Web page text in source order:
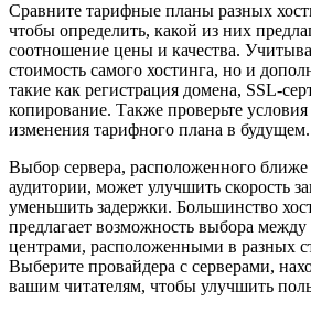
Сравните тарифные планы разных
чтобы определить, какой из них
соотношение цены и качества.
стоимость самого хостинга, но и
такие как регистрация домена, SSL-
копирование. Также проверьте
изменения тарифного плана в будущем.
Выбор сервера, расположенного
аудитории, может улучшить скорость
уменьшить задержки. Большинство
предлагает возможность выбора между
центрами, расположенными в разных
Выберите провайдера с серверами,
вашим читателям, чтобы улучшить